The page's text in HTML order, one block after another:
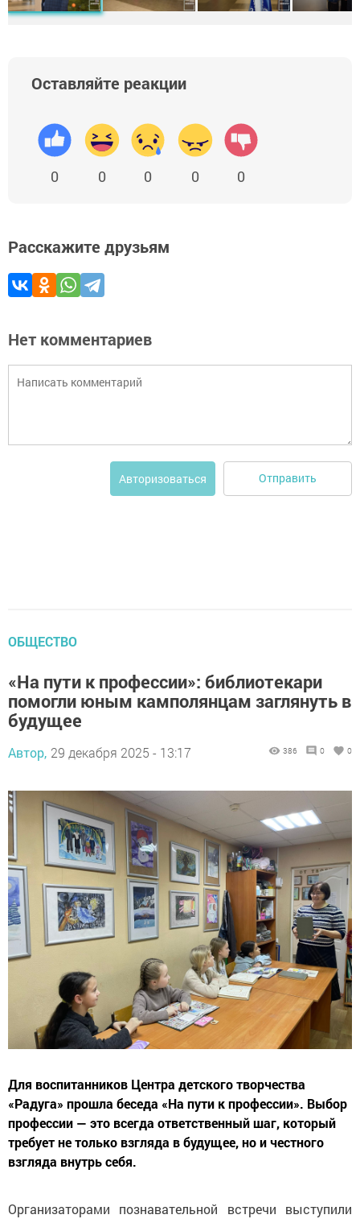
Оставляйте реакции
0 0 0 0 0
Расскажите друзьям
Нет комментариев
Авторизоваться Отправить
ОБЩЕСТВО
«На пути к профессии»: библиотекари
помогли юным камполянцам заглянуть в
будущее
Автор, 29 декабря 2025 - 13:17 386 0 0
Для воспитанников Центра детского творчества
«Радуга» прошла беседа «На пути к профессии». Выбор
профессии — это всегда ответственный шаг, который
требует не только взгляда в будущее, но и честного
взгляда внутрь себя.
Организаторами познавательной встречи выступили